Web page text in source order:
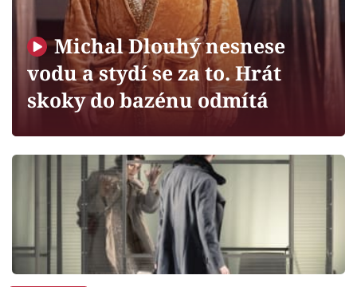
Sledujte prima+
Filmový festival Karlovy Vary
Mámy sobě
Přihlášení
Sledujte nás
Michal Dlouhý nesnese
vodu a stydí se za to. Hrát
skoky do bazénu odmítá